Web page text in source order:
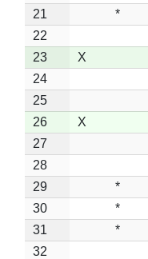
21
*
22
23
X
24
25
26
X
27
28
29
*
30
*
31
*
32